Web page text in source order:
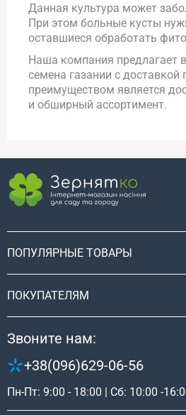
Данная культура может
При этом больные кусты
оставшиеся обработать
Наша компания предлагает
семена газании с
преимуществом является
и обширный ассортимент.
ПОПУЛЯРНЫЕ ТОВАРЫ
ПОКУПАТЕЛЯМ
Звоните нам:
+38(096)629-06-56
Пн-Пт: 9:00 - 18:00 | Сб: 10:00 -